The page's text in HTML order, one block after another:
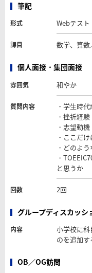
筆記
形式 Webテスト
課目 数学、算数
個人面接・集団面接
雰囲気 和やか
質問内容
・学生時
・挫折経験
・志望動機
・ここだ
・どのよ
・
と思うか
回数 2回
グループディスカッシ
内容
小学校に
のを追加す
OB／OG訪問